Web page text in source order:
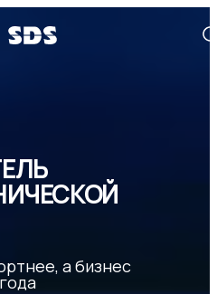
а бизнес